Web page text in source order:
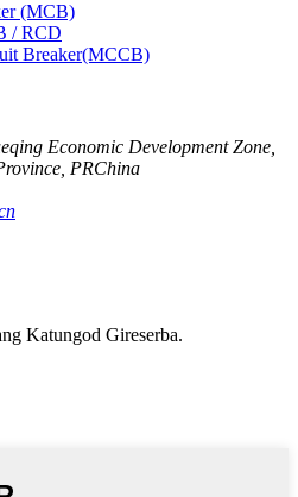
(MCB)
/ RCD
Breaker(MCCB)
Economic Development Zone,
PRChina
Katungod Gireserba.